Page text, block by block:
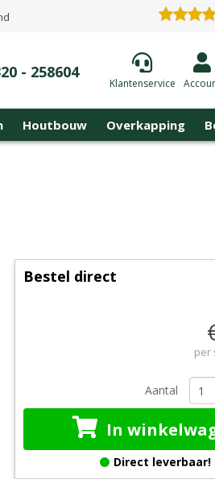
- 258604
Klantenservice
Houtbouw Overkapping
Bestel direct
per
Aantal
In
Direct leverbaar!